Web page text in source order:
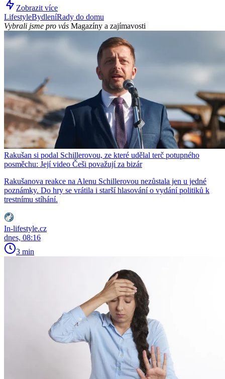
Zobrazit více
LifestyleBydleníRady do domu
Vybrali jsme pro vás Magazíny a zajímavosti
Rakušan si podal Schillerovou, ze které udělal terč potupného
posměchu: Její video Češi považují za bizár
Rakušanova reakce na Alenu Schillerovou nezůstala jen u jedné
poznámky. Do hry se vrátila i starší hlasování o vydání politiků k
trestnímu stíhání.
In-lifestyle.cz
dnes, 08:16
3 min